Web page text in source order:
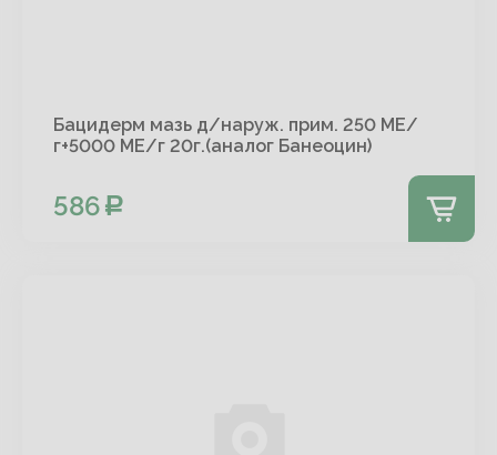
Бацидерм мазь д/наруж. прим. 250 МЕ/
г+5000 МЕ/г 20г.(аналог Банеоцин)
586